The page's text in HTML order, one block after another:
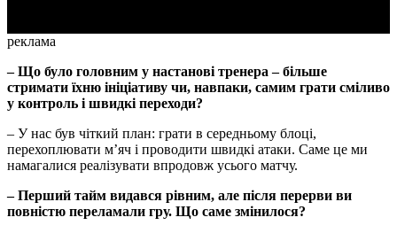
реклама
– Що було головним у настанові тренера – більше
стримати їхню ініціативу чи, навпаки, самим грати сміливо
у контроль і швидкі переходи?
– У нас був чіткий план: грати в середньому блоці,
перехоплювати м’яч і проводити швидкі атаки. Саме це ми
намагалися реалізувати впродовж усього матчу.
– Перший тайм видався рівним, але після перерви ви
повністю переламали гру. Що саме змінилося?